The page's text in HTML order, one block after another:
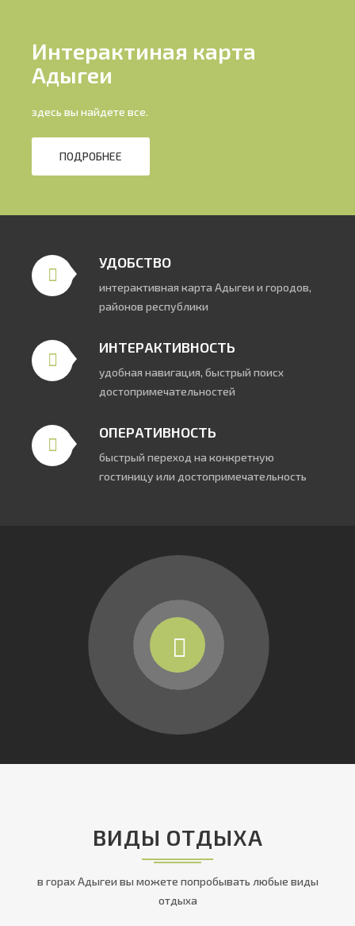
Интерактиная карта
Адыгеи
здесь вы найдете все.
ПОДРОБНЕЕ
УДОБСТВО
интерактивная карта Адыгеи и городов,
районов республики
ИНТЕРАКТИВНОСТЬ
удобная навигация, быстрый поисх
достопримечательностей
ОПЕРАТИВНОСТЬ
быстрый переход на конкретную
гостиницу или достопримечательность
ВИДЫ ОТДЫХА
в горах Адыгеи вы можете попробывать любые виды
отдыха